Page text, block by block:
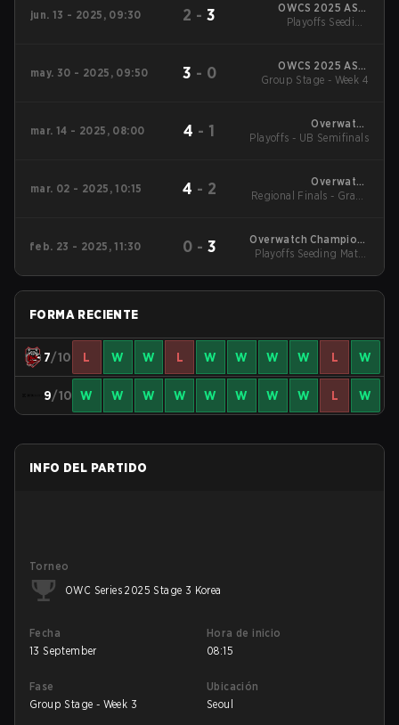
jun. 13 - 2025, 09:30 2 -3
OWCS 2025 ASIA
Stage 2 Korea
Playoffs Seeding
Decider Matches
may. 30 - 2025, 09:50 3 - 0
OWCS 2025 ASIA
Stage 2 Korea
Group Stage - Week 4
mar. 14 - 2025, 08:00 4 - 1
Overwatch
Champions Series
Playoffs - UB Semifinals
mar. 02 - 2025, 10:15 4 - 2
Overwatch
Champions Series
Regional Finals - Grand
feb. 23 - 2025, 11:30 0 - 3
Overwatch Champions
Series 2025 - Korea
Playoffs Seeding Match
FORMA RECIENTE
7/10 L W W L W W W W L W
9/10 W W W W W W W W L W
INFO DEL PARTIDO
Torneo
OWC Series 2025 Stage 3 Korea
Fecha
13 September
Hora de inicio
08:15
Fase
Group Stage - Week 3
Ubicación
Seoul